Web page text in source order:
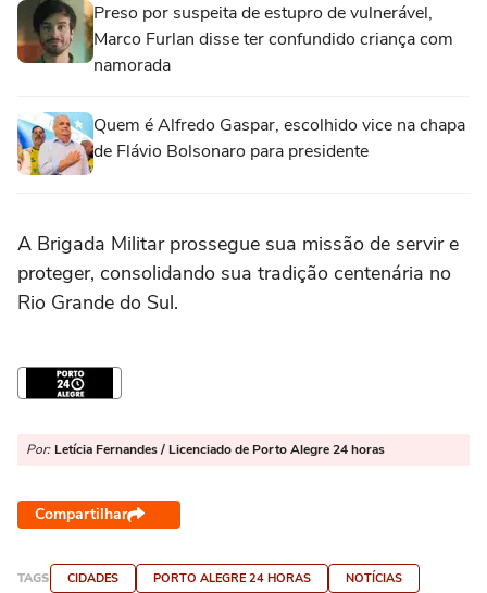
Preso por suspeita de estupro de vulnerável,
Marco Furlan disse ter confundido criança com
namorada
Quem é Alfredo Gaspar, escolhido vice na chapa
de Flávio Bolsonaro para presidente
A Brigada Militar prossegue sua missão de servir e
proteger, consolidando sua tradição centenária no
Rio Grande do Sul.
Por: Letícia Fernandes / Licenciado de Porto Alegre 24 horas
Compartilhar
TAGS CIDADES PORTO ALEGRE 24 HORAS NOTÍCIAS